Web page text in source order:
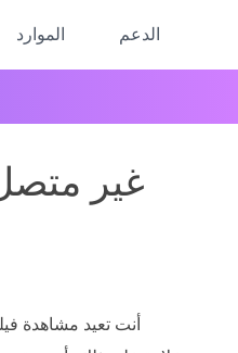
الموارد الدعم
غير
أنت تعيد مشاهدة